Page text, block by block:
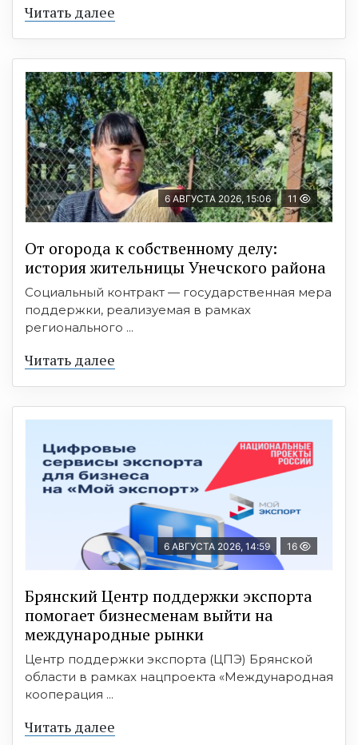
Читать далее
6 АВГУСТА 2026, 15:06 11
От огорода к собственному делу:
история жительницы Унечского района
Социальный контракт — государственная мера
поддержки, реализуемая в рамках
регионального ...
Читать далее
6 АВГУСТА 2026, 14:59 16
Брянский Центр поддержки экспорта
помогает бизнесменам выйти на
международные рынки
Центр поддержки экспорта (ЦПЭ) Брянской
области в рамках нацпроекта «Международная
кооперация ...
Читать далее